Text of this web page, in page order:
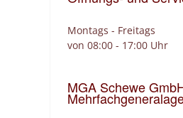
Montags - Freitags
von 08:00 - 17:00 Uhr
MGA Schewe